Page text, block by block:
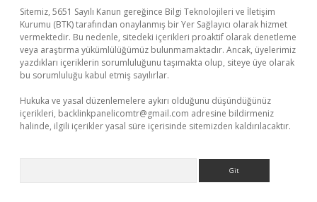
Sitemiz, 5651 Sayılı Kanun gereğince Bilgi Teknolojileri ve İletişim
Kurumu (BTK) tarafından onaylanmış bir Yer Sağlayıcı olarak hizmet
vermektedir. Bu nedenle, sitedeki içerikleri proaktif olarak denetleme
veya araştırma yükümlülüğümüz bulunmamaktadır. Ancak, üyelerimiz
yazdıkları içeriklerin sorumluluğunu taşımakta olup, siteye üye olarak
bu sorumluluğu kabul etmiş sayılırlar.
Hukuka ve yasal düzenlemelere aykırı olduğunu düşündüğünüz
içerikleri, backlinkpanelicomtr@gmail.com adresine bildirmeniz
halinde, ilgili içerikler yasal süre içerisinde sitemizden kaldırılacaktır.